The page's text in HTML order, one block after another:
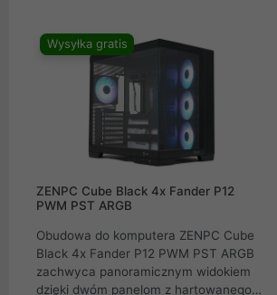
Wysyłka gratis
ZENPC Cube Black 4x Fander P12
PWM PST ARGB
Obudowa do komputera ZENPC Cube
Black 4x Fander P12 PWM PST ARGB
zachwyca panoramicznym widokiem
dzięki dwóm panelom z hartowanego